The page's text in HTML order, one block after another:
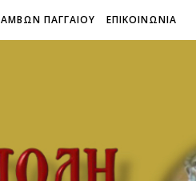
ΑΜΒΩΝ ΠΑΓΓΑΙΟΥ ΕΠΙΚΟΙΝΩΝΙΑ